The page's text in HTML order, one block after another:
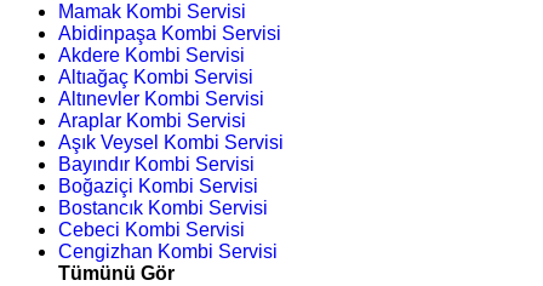
Mamak Kombi Servisi
Abidinpaşa Kombi Servisi
Akdere Kombi Servisi
Altıağaç Kombi Servisi
Altınevler Kombi Servisi
Araplar Kombi Servisi
Aşık Veysel Kombi Servisi
Bayındır Kombi Servisi
Boğaziçi Kombi Servisi
Bostancık Kombi Servisi
Cebeci Kombi Servisi
Cengizhan Kombi Servisi
Tümünü Gör